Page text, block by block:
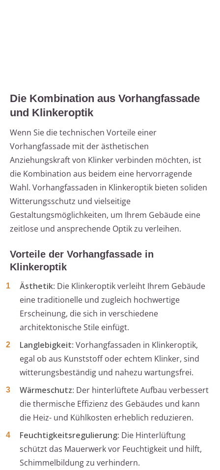
Die Kombination aus Vorhangfassade
und Klinkeroptik
Wenn Sie die technischen Vorteile einer
Vorhangfassade mit der ästhetischen
Anziehungskraft von Klinker verbinden möchten, ist
die Kombination aus beidem eine hervorragende
Wahl. Vorhangfassaden in Klinkeroptik bieten soliden
Witterungsschutz und vielseitige
Gestaltungsmöglichkeiten, um Ihrem Gebäude eine
zeitlose und ansprechende Optik zu verleihen.
Vorteile der Vorhangfassade in
Klinkeroptik
Ästhetik: Die Klinkeroptik verleiht Ihrem Gebäude
eine traditionelle und zugleich hochwertige
Erscheinung, die sich in verschiedene
architektonische Stile einfügt.
Langlebigkeit: Vorhangfassaden in Klinkeroptik,
egal ob aus Kunststoff oder echtem Klinker, sind
witterungsbeständig und nahezu wartungsfrei.
Wärmeschutz: Der hinterlüftete Aufbau verbessert
die thermische Effizienz des Gebäudes und kann
die Heiz- und Kühlkosten erheblich reduzieren.
Feuchtigkeitsregulierung: Die Hinterlüftung
schützt das Mauerwerk vor Feuchtigkeit und hilft,
Schimmelbildung zu verhindern.